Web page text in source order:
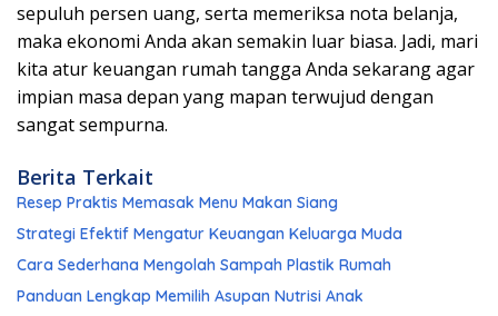
sepuluh persen uang, serta memeriksa nota belanja,
maka ekonomi Anda akan semakin luar biasa. Jadi, mari
kita atur keuangan rumah tangga Anda sekarang agar
impian masa depan yang mapan terwujud dengan
sangat sempurna.
Berita Terkait
Resep Praktis Memasak Menu Makan Siang
Strategi Efektif Mengatur Keuangan Keluarga Muda
Cara Sederhana Mengolah Sampah Plastik Rumah
Panduan Lengkap Memilih Asupan Nutrisi Anak